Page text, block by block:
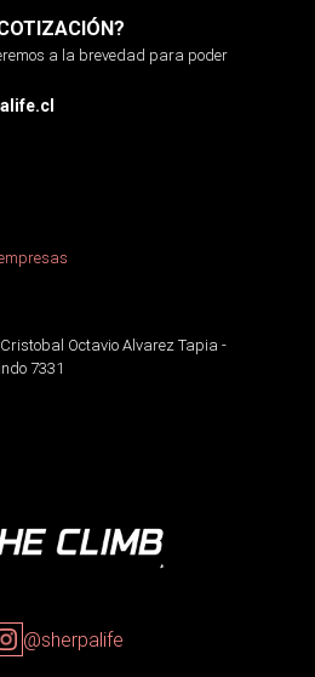
a la brevedad para poder
Cristobal Octavio Alvarez Tapia -
7331
@sherpalife